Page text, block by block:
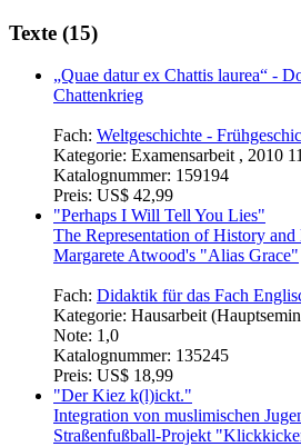
Texte (15)
„Quae datur ex Chattis laurea“ -
Chattenkrieg
Fach: Weltgeschichte -
Kategorie: Examensarbeit , 2010
Katalognummer: 159194
Preis: US$ 42,99
"Perhaps I Will Tell You Lies"
The Representation of History
Margarete Atwood's "Alias Grace"
Fach: Didaktik für das Fach
Kategorie: Hausarbeit
Note: 1,0
Katalognummer: 135245
Preis: US$ 18,99
"Der Kiez k(l)ickt."
Integration von muslimischen
Straßenfußball-Projekt